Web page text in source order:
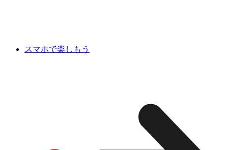
スマホで楽しもう